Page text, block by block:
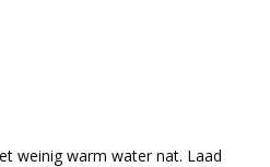
weinig warm water nat. Laad